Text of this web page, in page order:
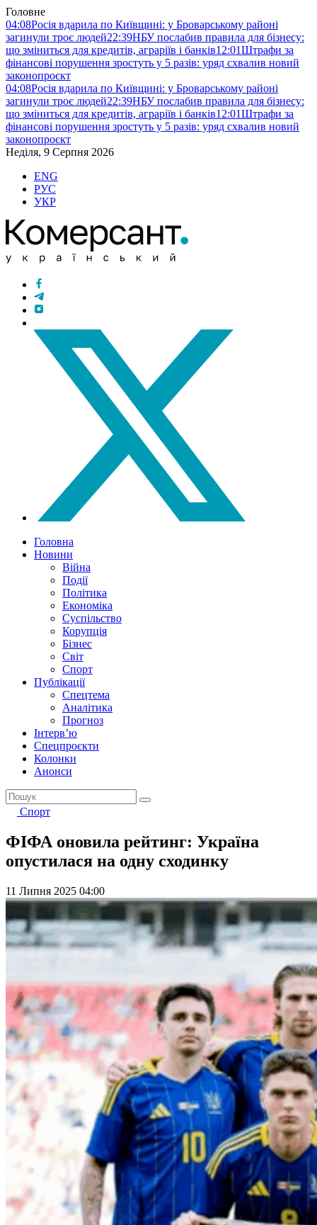
Головне
04:08Росія вдарила по Київщині: у Броварському районі
загинули троє людей22:39НБУ послабив правила для бізнесу:
що зміниться для кредитів, аграріїв і банків12:01Штрафи за
фінансові порушення зростуть у 5 разів: уряд схвалив новий
законопроєкт
04:08Росія вдарила по Київщині: у Броварському районі
загинули троє людей22:39НБУ послабив правила для бізнесу:
що зміниться для кредитів, аграріїв і банків12:01Штрафи за
фінансові порушення зростуть у 5 разів: уряд схвалив новий
законопроєкт
Неділя, 9 Серпня 2026
ENG
РУС
УКР
Головна
Новини
Війна
Події
Політика
Економіка
Суспільство
Корупція
Бізнес
Світ
Спорт
Публікації
Спецтема
Аналітика
Прогноз
Інтерв’ю
Спецпроєкти
Колонки
Анонси
Спорт
ФІФА оновила рейтинг: Україна
опустилася на одну сходинку
11 Липня 2025 04:00